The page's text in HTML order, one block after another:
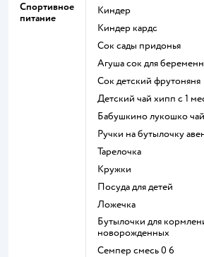
Спортивное
питание
киндер
киндер кардс
сок сады придонья
агуша сок для
сок детский фрутоняня
детский чай хипп с 1
бабушкино лукошко чай
ручки на бутылочку
тарелочка
кружки
посуда для детей
ложечка
бутылочки для кормления для
новорожденных
семпер смесь 0 6